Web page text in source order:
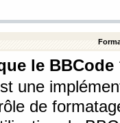
le BBCode
une
de